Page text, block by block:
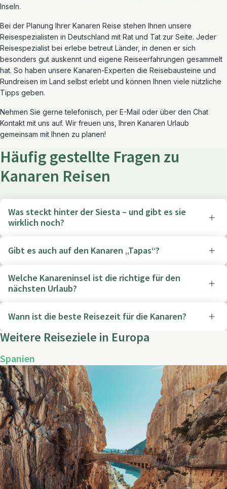
Inseln.
Bei der Planung Ihrer Kanaren Reise stehen Ihnen unsere
Reisespezialisten in Deutschland mit Rat und Tat zur Seite. Jeder
Reisespezialist bei erlebe betreut Länder, in denen er sich
besonders gut auskennt und eigene Reiseerfahrungen gesammelt
hat. So haben unsere Kanaren-Experten die Reisebausteine und
Rundreisen im Land selbst erlebt und können Ihnen viele nützliche
Tipps geben.
Nehmen Sie gerne telefonisch, per E-Mail oder über den Chat
Kontakt mit uns auf. Wir freuen uns, Ihren Kanaren Urlaub
gemeinsam mit Ihnen zu planen!
Häufig gestellte Fragen zu
Kanaren Reisen
Was steckt hinter der Siesta – und gibt es sie
wirklich noch?
Gibt es auch auf den Kanaren „Tapas“?
Welche Kanareninsel ist die richtige für den
nächsten Urlaub?
Wann ist die beste Reisezeit für die Kanaren?
Weitere Reiseziele in Europa
Spanien